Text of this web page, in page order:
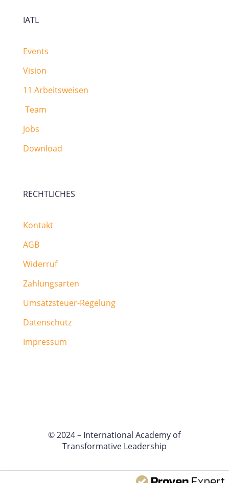
IATL
Events
Vision
11 Arbeitsweisen
Team
Jobs
Download
RECHTLICHES
Kontakt
AGB
Widerruf
Zahlungsarten
Umsatzsteuer-Regelung
Datenschutz
Impressum
© 2024 – International Academy of
Transformative Leadership